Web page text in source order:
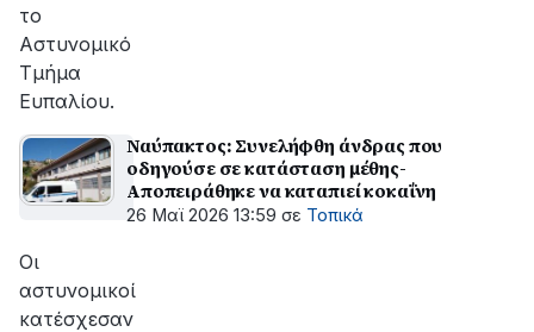
το
Αστυνομικό
Τμήμα
Ευπαλίου.
Ναύπακτος: Συνελήφθη άνδρας που
οδηγούσε σε κατάσταση μέθης-
Αποπειράθηκε να καταπιεί κοκαΐνη
26 Μαϊ 2026 13:59 σε Τοπικά
Οι
αστυνομικοί
κατέσχεσαν